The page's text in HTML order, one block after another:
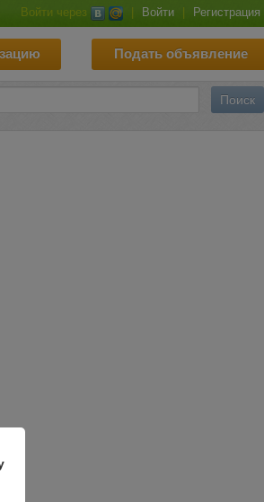
Войти через Войти Регистрация
Подать объявление